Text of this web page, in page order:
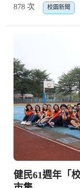
878 次
校園新聞
健民61週年「